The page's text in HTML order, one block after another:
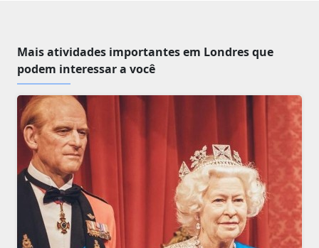
Mais atividades importantes em Londres que
podem interessar a você